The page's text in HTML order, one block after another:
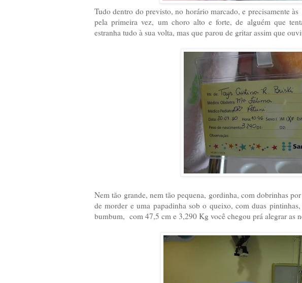
Tudo dentro do previsto, no horário marcado, e precisamente
pela primeira vez, um choro alto e forte, de alguém que
estranha tudo à sua volta, mas que parou de gritar assim que
Nem tão grande, nem tão pequena, gordinha, com dobrinhas
de morder e uma papadinha sob o queixo, com duas
bumbum, com 47,5 cm e 3,290 Kg você chegou prá alegrar as